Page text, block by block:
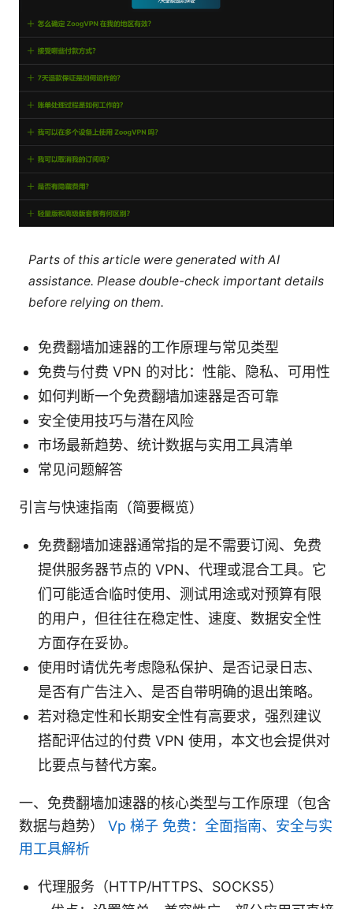
Parts of this article were generated with AI
assistance. Please double-check important details
before relying on them.
免费翻墙加速器的工作原理与常见类型
免费与付费 VPN 的对比：性能、隐私、可用性
如何判断一个免费翻墙加速器是否可靠
安全使用技巧与潜在风险
市场最新趋势、统计数据与实用工具清单
常见问题解答
引言与快速指南（简要概览）
免费翻墙加速器通常指的是不需要订阅、免费
提供服务器节点的 VPN、代理或混合工具。它
们可能适合临时使用、测试用途或对预算有限
的用户，但往往在稳定性、速度、数据安全性
方面存在妥协。
使用时请优先考虑隐私保护、是否记录日志、
是否有广告注入、是否自带明确的退出策略。
若对稳定性和长期安全性有高要求，强烈建议
搭配评估过的付费 VPN 使用，本文也会提供对
比要点与替代方案。
一、免费翻墙加速器的核心类型与工作原理（包含
数据与趋势） Vp 梯子 免费：全面指南、安全与实
用工具解析
代理服务（HTTP/HTTPS、SOCKS5）